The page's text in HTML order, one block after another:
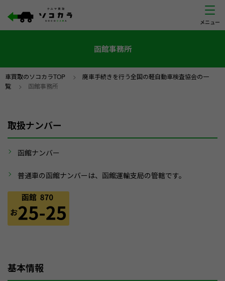
函館事務所
車買取のソコカラTOP > 廃車手続きを行う全国の軽自動車検査協会の一
覧 > 函館事務所
取扱ナンバー
函館ナンバー
普通車の函館ナンバーは、函館運輸支局の管轄です。
基本情報